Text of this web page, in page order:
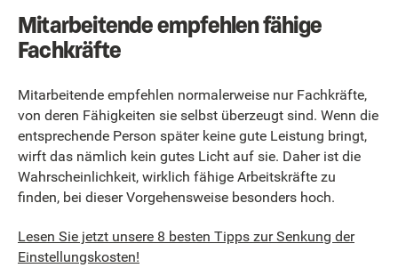
Mitarbeitende empfehlen fähige
Fachkräfte
Mitarbeitende empfehlen normalerweise nur Fachkräfte,
von deren Fähigkeiten sie selbst überzeugt sind. Wenn die
entsprechende Person später keine gute Leistung bringt,
wirft das nämlich kein gutes Licht auf sie. Daher ist die
Wahrscheinlichkeit, wirklich fähige Arbeitskräfte zu
finden, bei dieser Vorgehensweise besonders hoch.
Lesen Sie jetzt unsere 8 besten Tipps zur Senkung der
Einstellungskosten!